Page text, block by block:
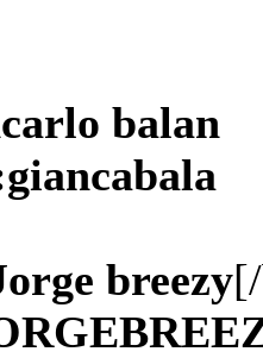
balan
breezy